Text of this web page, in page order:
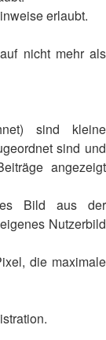
erlaubt.
nicht mehr als
sind kleine
sind und
angezeigt
Bild aus der
Nutzerbild
die maximale